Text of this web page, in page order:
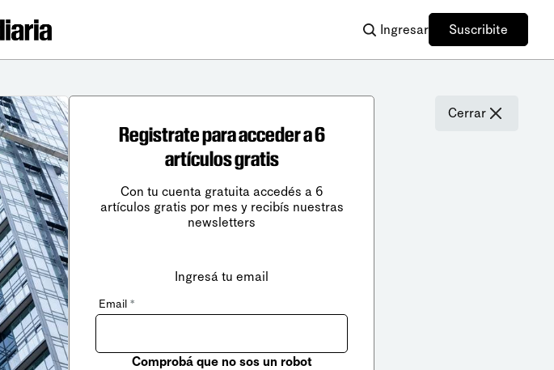
Ingresar Suscribite
Cerrar
Registrate para acceder a 6
artículos gratis
Con tu cuenta gratuita accedés a 6
artículos gratis por mes y recibís nuestras
newsletters
Ingresá tu email
Email *
Comprobá que no sos un robot